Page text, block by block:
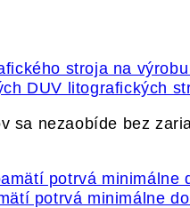
DUV litografických
sa nezaobíde bez
potrvá minimálne